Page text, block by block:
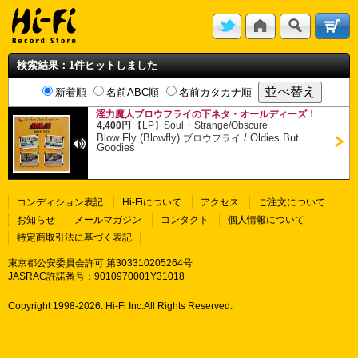
検索結果：1件ヒットしました
新着順 名前ABC順 名前カタカナ順
淫力魔人ブロウフライの下ネタ・オールディーズ！
4,400円
【LP】Soul ・Strange/Obscure
Blow Fly (Blowfly) ブロウフライ /Oldies But
Goodies
コンディション表記 Hi-Fiについて アクセス
ご注文について
お知らせ
メールマガジン コンタクト
個人情報について
特定商取引法に基づく表記
東京都公安委員会許可 第303310205264号
JASRAC許諾番号：9010970001Y31018
Copyright 1998-2026. Hi-Fi Inc.All Rights Reserved.